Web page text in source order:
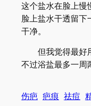
这个盐水在脸上慢
脸上盐水干透留下
干净。
但我觉得最好用
不过浴盐最多一周
伤疤 疤痕 祛痘